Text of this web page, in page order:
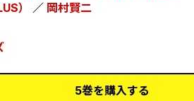
）
／ 岡村賢二
5巻を購入する